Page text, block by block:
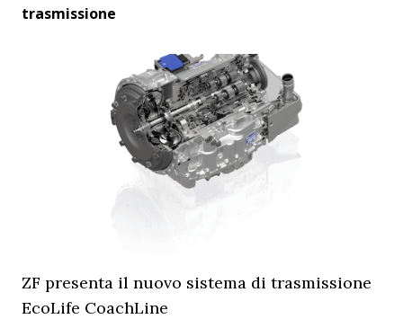
trasmissione
ZF presenta il nuovo sistema di trasmissione
EcoLife CoachLine